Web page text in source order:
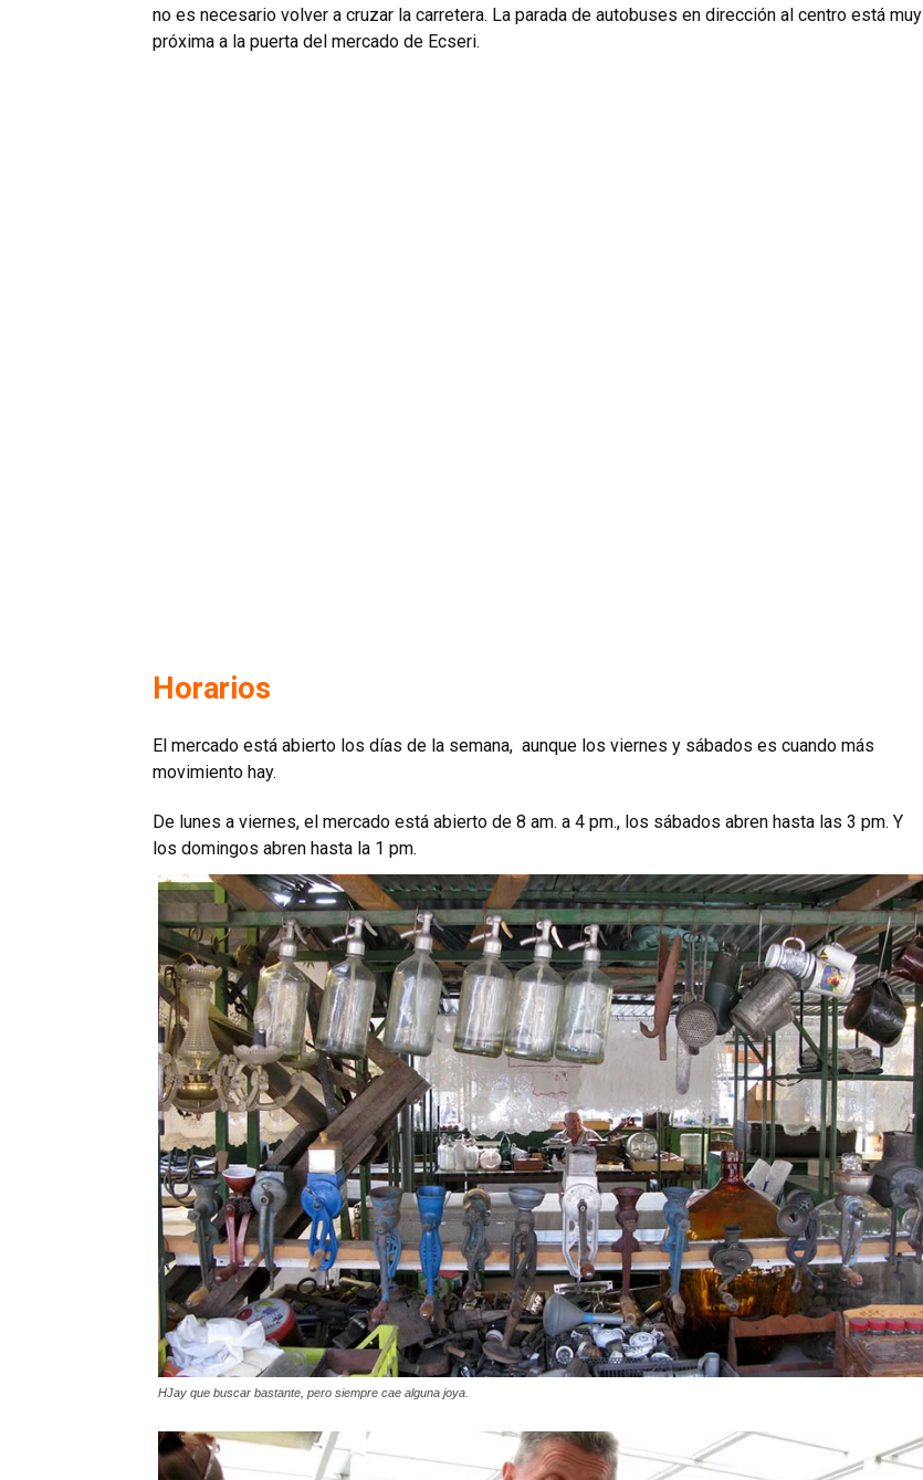
no es necesario volver a cruzar la carretera. La parada de autobuses en dirección al centro está muy
próxima a la puerta del mercado de Ecseri.
Horarios
El mercado está abierto los días de la semana, aunque los viernes y sábados es cuando más
movimiento hay.
De lunes a viernes, el mercado está abierto de 8 am. a 4 pm., los sábados abren hasta las 3 pm. Y
los domingos abren hasta la 1 pm.
HJay que buscar bastante, pero siempre cae alguna joya.